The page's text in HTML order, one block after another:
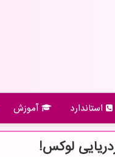
استاندارد آموزش
لوکس!